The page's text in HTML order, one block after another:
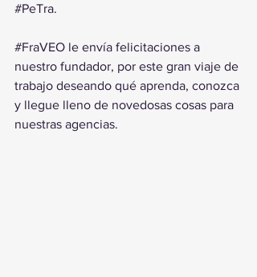
#PeTra.
#FraVEO le envía felicitaciones a
nuestro fundador, por este gran viaje de
trabajo deseando qué aprenda, conozca
y llegue lleno de novedosas cosas para
nuestras agencias.